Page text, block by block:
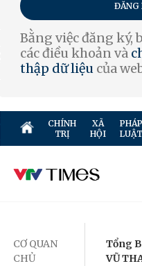
ĐĂNG
Bằng việc đăng ký,
các điều khoản và
thập dữ liệu của
CHÍNH
TRỊ
XÃ
HỘI
PHÁP
LUẬT
CƠ QUAN
CHỦ
Tổng
VŨ